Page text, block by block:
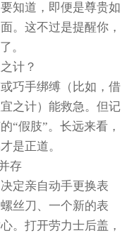
知道，即便是尊贵如
。这不过是提醒你，
。
计？
巧手绑缚（比如，借
之计）能救急。但记
“假肢”。长远来看，
是正道。
存
定亲自动手更换表
丝刀、一个新的表
。打开劳力士后盖，